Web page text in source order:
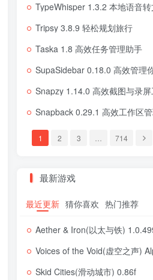
TypeWhisper 1.3.2 本地语音
Tripsy 3.8.9 轻松规划旅行
Taska 1.8 高效任务管理助手
SupaSidebar 0.18.0 高效管理
Snapzy 1.14.0 高效截图与录
Snapback 0.29.1 高效工作区
1 2 3 … 714
最新游戏
最近更新 猜你喜欢 热门推荐
Aether & Iron(以太与铁)
Voices of the Void(虚空之声) Alpha
Skid Cities(滑动城市) 0.86f